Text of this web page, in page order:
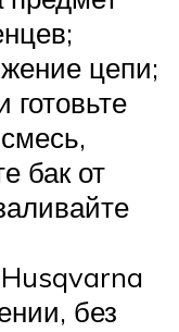
цепи;
готовьте
бак от
без